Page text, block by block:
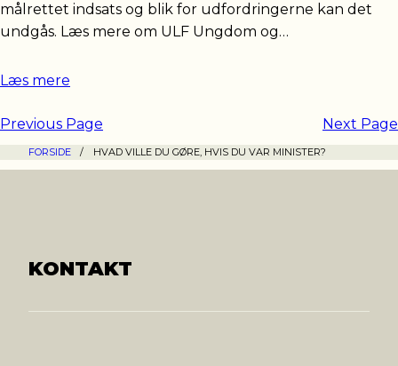
målrettet indsats og blik for udfordringerne kan det
undgås. Læs mere om ULF Ungdom og…
Læs mere
Previous Page Next Page
FORSIDE / HVAD VILLE DU GØRE, HVIS DU VAR MINISTER?
KONTAKT